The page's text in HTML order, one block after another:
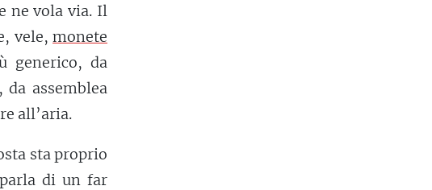
ne vola via. Il
vele,monete
generico, da
assemblea
all’aria.
sta proprio
di un far